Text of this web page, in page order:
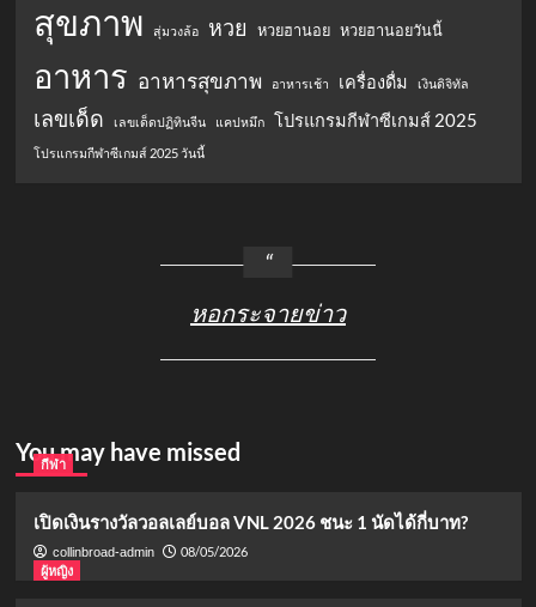
สุขภาพ สุ่มวงล้อ หวย หวยฮานอย หวยฮานอยวันนี้
อาหาร อาหารสุขภาพ อาหารเช้า เครื่องดื่ม เงินดิจิทัล
เลขเด็ด เลขเด็ดปฏิทินจีน แคปหมึก โปรแกรมกีฬาซีเกมส์ 2025
โปรแกรมกีฬาซีเกมส์ 2025 วันนี้
หอกระจายข่าว
You may have missed
กีฬา
เปิดเงินรางวัลวอลเลย์บอล VNL 2026 ชนะ 1 นัดได้กี่บาท?
collinbroad-admin
08/05/2026
ผู้หญิง